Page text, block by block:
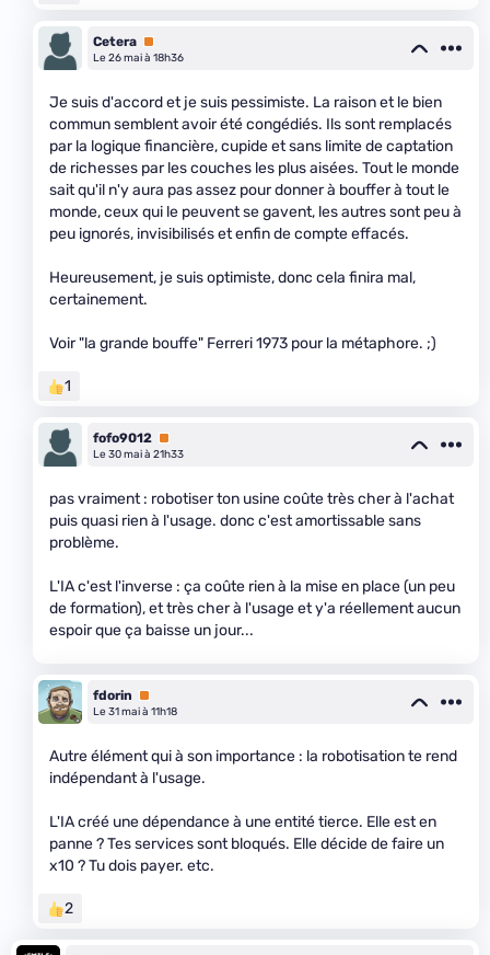
Cetera Premium
Le 26 mai à 18h36
Je suis d'accord et je suis pessimiste. La raison et le bien
commun semblent avoir été congédiés. Ils sont remplacés
par la logique financière, cupide et sans limite de captation
de richesses par les couches les plus aisées. Tout le monde
sait qu'il n'y aura pas assez pour donner à bouffer à tout le
monde, ceux qui le peuvent se gavent, les autres sont peu à
peu ignorés, invisibilisés et enfin de compte effacés.
Heureusement, je suis optimiste, donc cela finira mal,
certainement.
Voir "la grande bouffe" Ferreri 1973 pour la métaphore. ;)
1
fofo9012 Premium
Le 30 mai à 21h33
pas vraiment : robotiser ton usine coûte très cher à l'achat
puis quasi rien à l'usage. donc c'est amortissable sans
problème.
L'IA c'est l'inverse : ça coûte rien à la mise en place (un peu
de formation), et très cher à l'usage et y'a réellement aucun
espoir que ça baisse un jour...
fdorin
Premium
Le 31 mai à 11h18
Autre élément qui à son importance : la robotisation te rend
indépendant à l'usage.
L'IA créé une dépendance à une entité tierce. Elle est en
panne ? Tes services sont bloqués. Elle décide de faire un
x10 ? Tu dois payer. etc.
2